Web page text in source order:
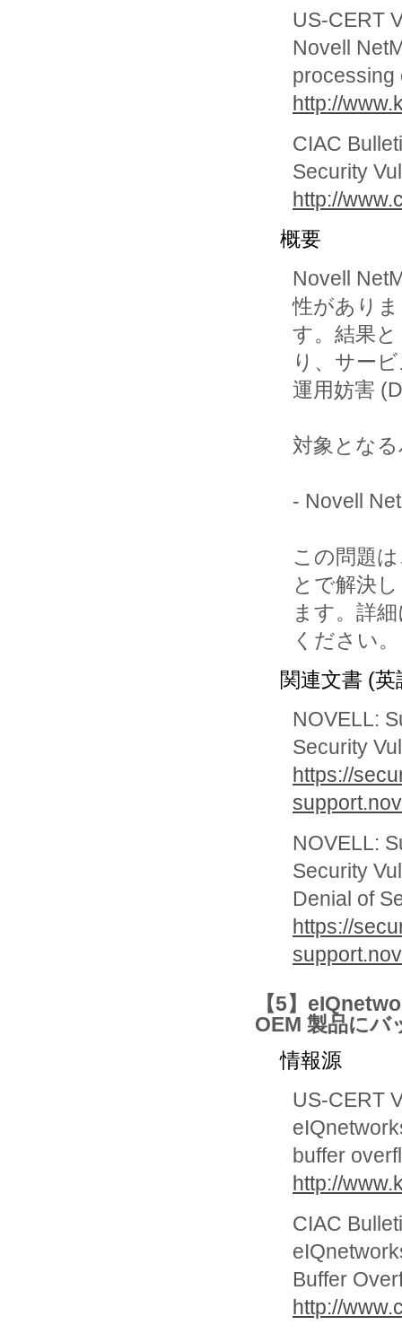
US-CERT
Novell
processing
http://
CIAC
Security
http://
概要
Novell
性がありま
す。結果
り、サー
運用妨害
対象とな
- Novell
この問題
とで解決し
ます。詳
関連文書 (英
NOVELL:
Security
https://
NOVELL:
Security
Denial of
https://
【5】
OEM 製品にバ
情報源
US-CERT
buffer
http://
CIAC
Buffer
http://